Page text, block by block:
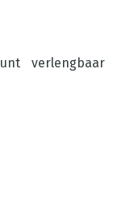
verlengbaar